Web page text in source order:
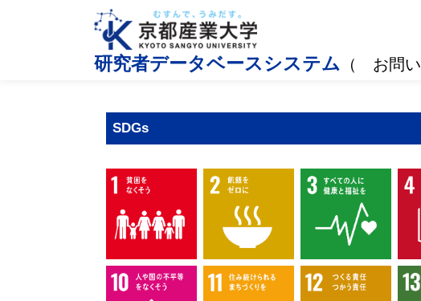
研究者データベースシステム （ お問
SDGs